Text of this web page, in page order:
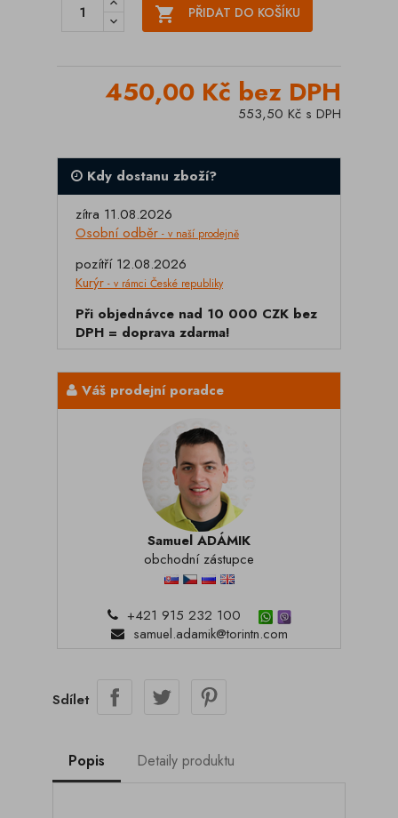
 PŘIDAT DO KOŠÍKU
450,00 Kč bez DPH
553,50 Kč s DPH
Kdy dostanu zboží?
zítra 11.08.2026
Osobní odběr - v naší prodejně
pozítří 12.08.2026
Kurýr - v rámci České republiky
Při objednávce nad 10 000 CZK bez
DPH = doprava zdarma!
Váš prodejní poradce
Samuel ADÁMIK
obchodní zástupce
+421 915 232 100
samuel.adamik@torintn.com
Sdílet
Popis Detaily produktu